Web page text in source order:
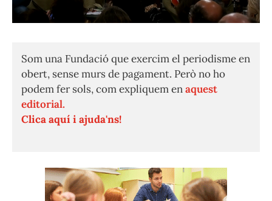
Som una Fundació que exercim el periodisme en
obert, sense murs de pagament. Però no ho
podem fer sols, com expliquem enaquest
editorial.
Clica aquí i ajuda'ns!